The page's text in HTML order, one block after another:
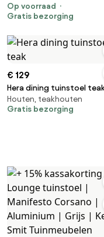
antraciet Lifestyle Garden
Op voorraad
Gratis bezorging
€ 129
Hera dining tuinstoel
Houten, teakhouten
Gratis bezorging